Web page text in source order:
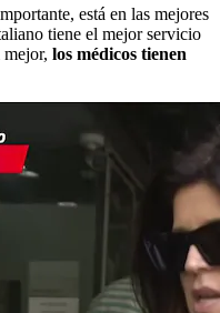
está en las mejores
tiene el mejor servicio
los médicos tienen